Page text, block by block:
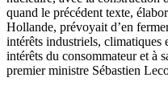
quand le précédent texte,
Hollande, prévoyait d’en
intérêts industriels, climatiques
intérêts du consommateur et à
premier ministre Sébastien